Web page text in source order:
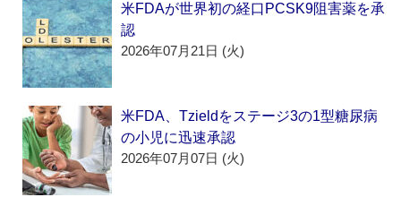
米FDAが世界初の経口PCSK9阻害薬を承
認
2026年07月21日 (火)
米FDA、Tzieldをステージ3の1型糖尿病
の小児に迅速承認
2026年07月07日 (火)